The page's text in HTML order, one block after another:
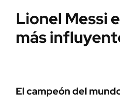
Campo
FINANZAS
ÁMBITO DEBATE
Lionel Messi
más
El campeón del